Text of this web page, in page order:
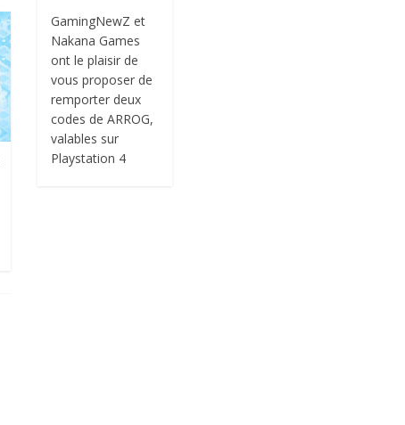
GamingNewZ et
Nakana Games
ont le plaisir de
vous proposer de
remporter deux
codes de ARROG,
valables sur
Playstation 4